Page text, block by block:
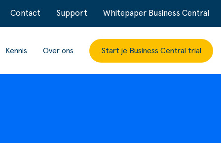
Contact Support Whitepaper Business Central
Kennis Over ons Start je Business Central trial